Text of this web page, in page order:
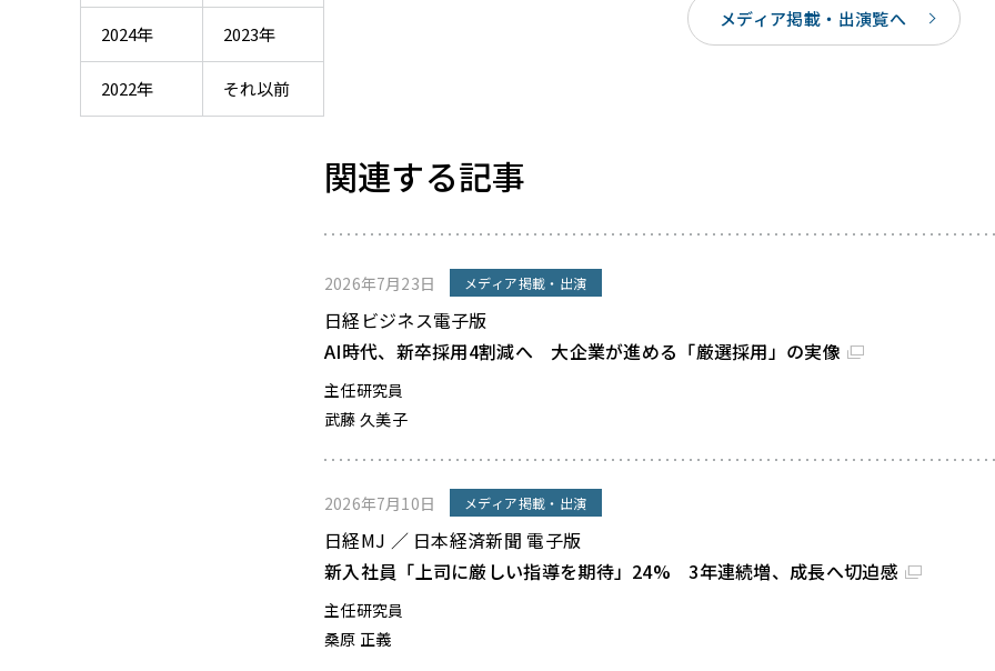
2024年 2023年
2022年 それ以前
メディア掲載・出演覧へ
関連する記事
2026年7月23日 メディア掲載・出演
日経ビジネス電子版
AI時代、新卒採用4割減へ 大企業が進める「厳選採用」の実像
主任研究員
武藤 久美子
2026年7月10日 メディア掲載・出演
日経MJ ／ 日本経済新聞 電子版
新入社員「上司に厳しい指導を期待」24% 3年連続増、成長へ切迫感
主任研究員
桑原 正義